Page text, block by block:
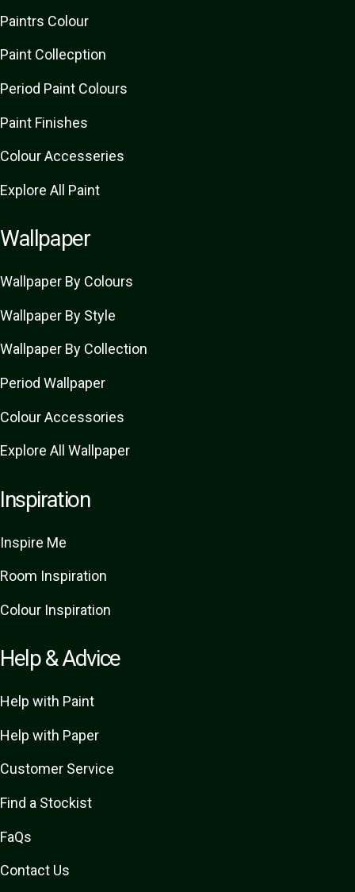
Paintrs Colour
Paint Collecption
Period Paint Colours
Paint Finishes
Colour Accesseries
Explore All Paint
Wallpaper
Wallpaper By Colours
Wallpaper By Style
Wallpaper By Collection
Period Wallpaper
Colour Accessories
Explore All Wallpaper
Inspiration
Inspire Me
Room Inspiration
Colour Inspiration
Help & Advice
Help with Paint
Help with Paper
Customer Service
Find a Stockist
FaQs
Contact Us